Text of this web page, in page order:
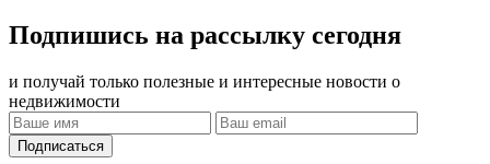
Подпишись на рассылку сегодня
и получай только полезные и интересные новости о
недвижимости
Подписаться